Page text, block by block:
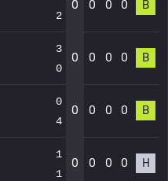
2
0 0 0 0 В
3
0
0 0 0 0 В
0
4
0 0 0 0 В
1
1
0 0 0 0 Н